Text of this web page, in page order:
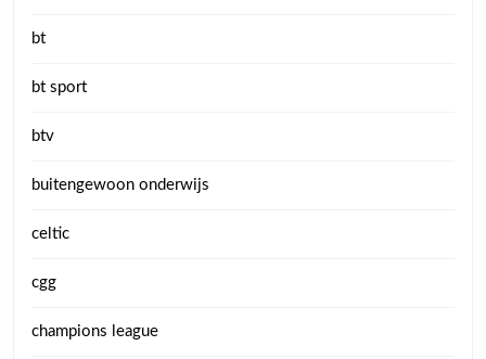
bt
bt sport
btv
buitengewoon onderwijs
celtic
cgg
champions league